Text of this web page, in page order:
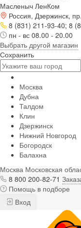
Масленыч ЛенКом
Россия, Дзержинск,
8 (831) 211-93-40; 8
пн - вс 08.00 - 20.00
Выбрать другой магазин
Сохранить
Москва
Дубна
Талдом
Клин
Дзержинск
Нижний Новгород
Богородск
Балахна
Москва Московская
8 800 200-82-71
Помощь в подборе
Вход